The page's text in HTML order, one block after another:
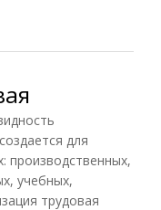
для
производственных,
учебных,
трудовая